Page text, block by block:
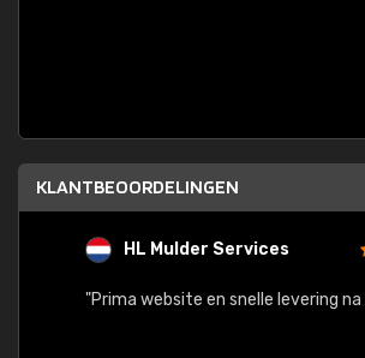
KLANTBEOORDELINGEN
HL Mulder Services
"Prima website en snelle levering